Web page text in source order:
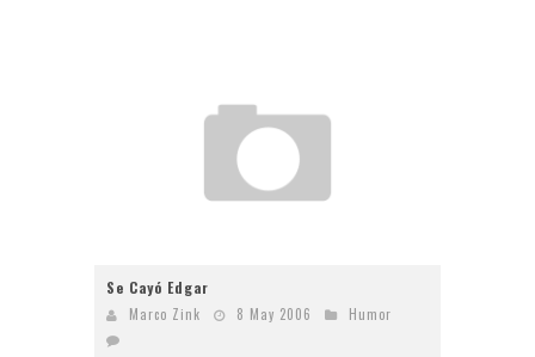
Se Cayó Edgar
Marco Zink 8 May 2006 Humor